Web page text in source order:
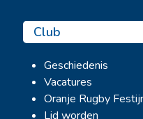
Club
Geschiedenis
Vacatures
Oranje Rugby
Lid worden